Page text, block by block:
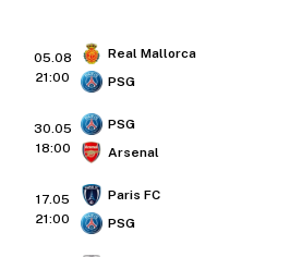
05.08
21:00
Real Mallorca
PSG
30.05
18:00
PSG
Arsenal
17.05
21:00
Paris FC
PSG